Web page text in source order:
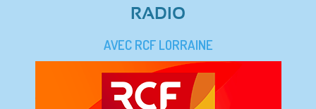
RADIO
AVEC RCF LORRAINE